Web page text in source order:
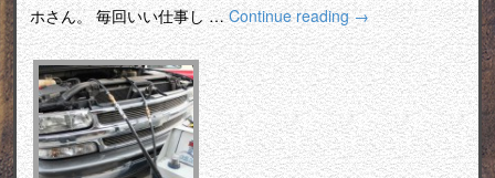
ホさん。 毎回いい仕事し …Continue reading→